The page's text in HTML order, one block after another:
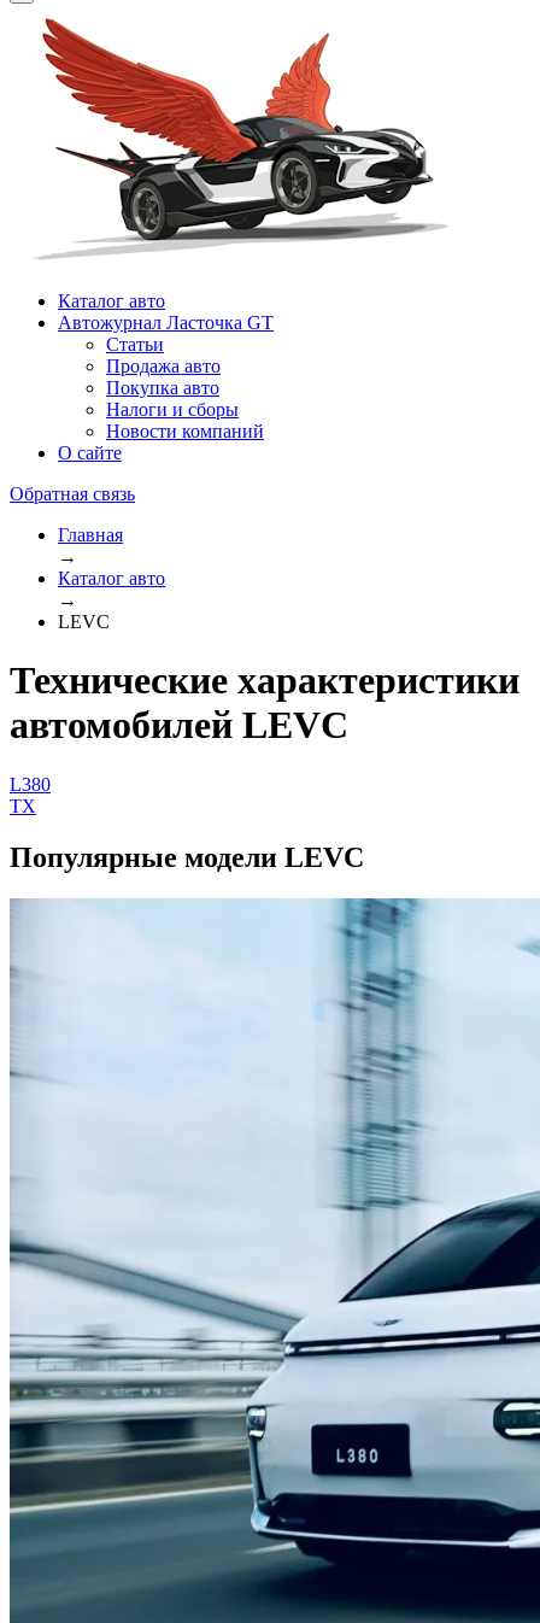
Каталог авто
Автожурнал Ласточка GT
Статьи
Продажа авто
Покупка авто
Налоги и сборы
Новости компаний
О сайте
Обратная связь
Главная
→
Каталог авто
→
LEVC
Технические характеристики
автомобилей LEVC
L380
TX
Популярные модели LEVC